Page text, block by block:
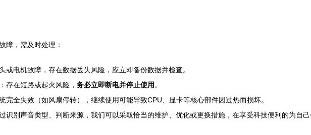
障，需及时处理：
或电机故障，存在数据丢失风险，应立即备份数据并检查。
：存在短路或起火风险， 务必立即断电并停止使用 。
完全失效（如风扇停转），继续使用可能导致CPU、显卡等核心部件因过热而损坏。
别声音类型、判断来源，我们可以采取恰当的维护、优化或更换措施，在享受科技便利的为自己